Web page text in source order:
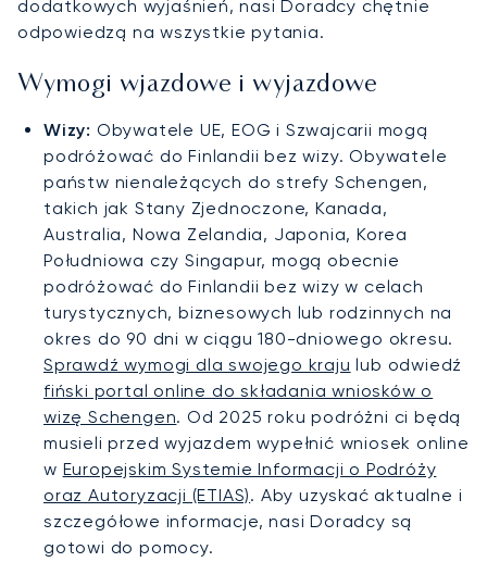
dodatkowych wyjaśnień, nasi Doradcy chętnie
odpowiedzą na wszystkie pytania.
Wymogi wjazdowe i wyjazdowe
Wizy: Obywatele UE, EOG i Szwajcarii mogą
podróżować do Finlandii bez wizy. Obywatele
państw nienależących do strefy Schengen,
takich jak Stany Zjednoczone, Kanada,
Australia, Nowa Zelandia, Japonia, Korea
Południowa czy Singapur, mogą obecnie
podróżować do Finlandii bez wizy w celach
turystycznych, biznesowych lub rodzinnych na
okres do 90 dni w ciągu 180-dniowego okresu.
Sprawdź wymogi dla swojego kraju lub odwiedź
fiński portal online do składania wniosków o
wizę Schengen. Od 2025 roku podróżni ci będą
musieli przed wyjazdem wypełnić wniosek online
w Europejskim Systemie Informacji o Podróży
oraz Autoryzacji (ETIAS). Aby uzyskać aktualne i
szczegółowe informacje, nasi Doradcy są
gotowi do pomocy.